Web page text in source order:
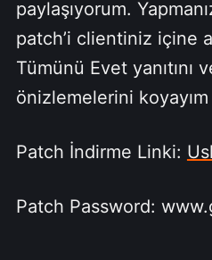
paylaşıyorum.
patch’i clientiniz içine
Tümünü Evet yanıtını
önizlemelerini koyayım
Patch İndirme Linki:
Patch Password: